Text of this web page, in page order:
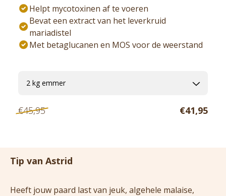
Helpt mycotoxinen af te voeren
Bevat een extract van het leverkruid
mariadistel
Met betaglucanen en MOS voor de weerstand
€45,95 €41,95
Tip van Astrid
Heeft jouw paard last van jeuk, algehele malaise,